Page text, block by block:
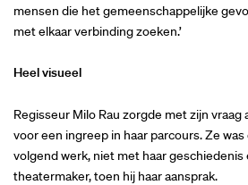
mensen die het gemeenschappelijke
met elkaar verbinding zoeken.’
Heel visueel
Regisseur Milo Rau zorgde met zijn vraag
voor een ingreep in haar parcours. Ze
volgend werk, niet met haar geschiedenis
theatermaker, toen hij haar aansprak.